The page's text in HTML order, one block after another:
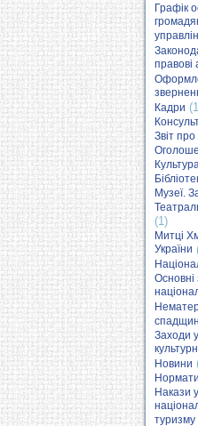
Графік
правові
Кадри
Звіт
Музеї.
(1)
Митці
України
Основні
Заходи
Новини
Накази
туризму